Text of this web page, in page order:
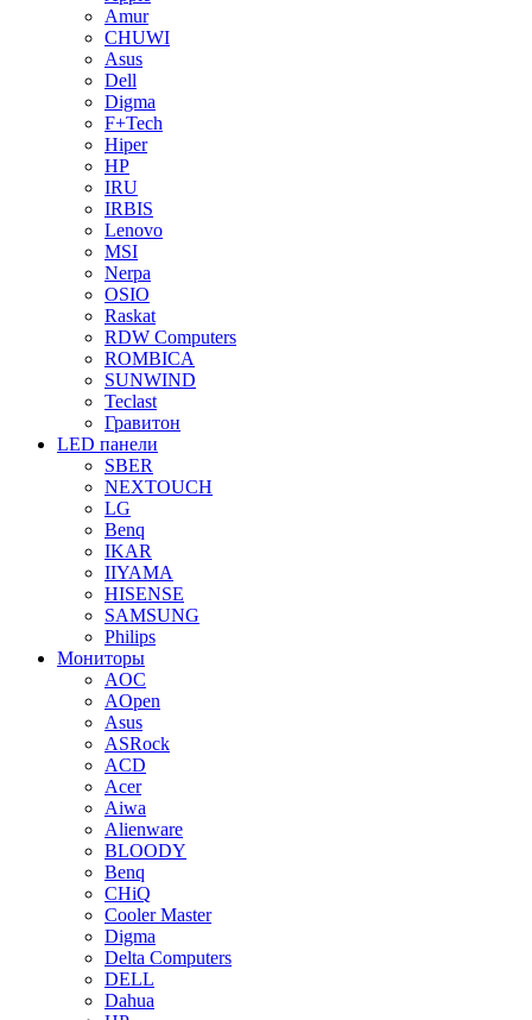
Amur
CHUWI
Asus
Dell
Digma
F+Tech
Hiper
HP
IRU
IRBIS
Lenovo
MSI
Nerpa
OSIO
Raskat
RDW Computers
ROMBICA
SUNWIND
Teclast
Гравитон
LED панели
SBER
NEXTOUCH
LG
Benq
IKAR
IIYAMA
HISENSE
SAMSUNG
Philips
Мониторы
AOC
AOpen
Asus
ASRock
ACD
Acer
Aiwa
Alienware
BLOODY
Benq
CHiQ
Cooler Master
Digma
Delta Computers
DELL
Dahua